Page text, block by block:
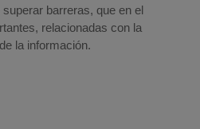
barreras, que en el
relacionadas con la
la información.